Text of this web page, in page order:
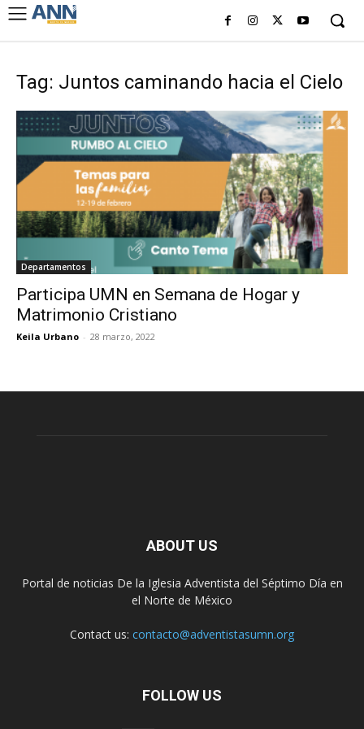
Tag: Juntos caminando hacia el Cielo
Departamentos
Participa UMN en Semana de Hogar y
Matrimonio Cristiano
Keila Urbano - 28 marzo, 2022
ABOUT US
Portal de noticias De la Iglesia Adventista del Séptimo Día en
el Norte de México
Contact us: contacto@adventistasumn.org
FOLLOW US